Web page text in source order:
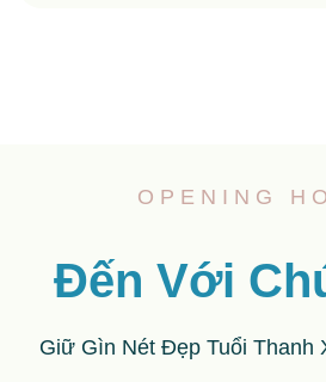
OPENING
Đến Với
Giữ Gìn Nét Đẹp Tuổi Thanh